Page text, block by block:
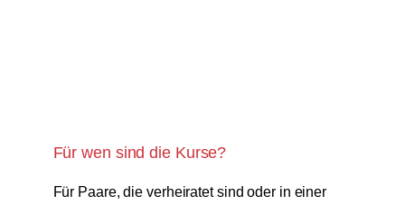
Für wen sind die Kurse?
Für Paare, die verheiratet sind oder in einer